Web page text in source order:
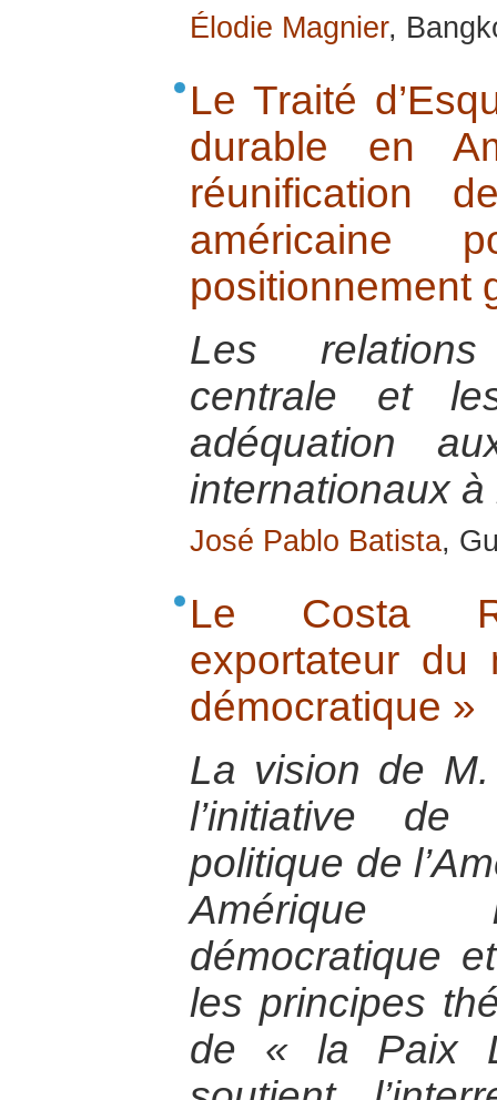
Élodie Magnier,
Le Traité
durable en
réunification
américaine
positionnement
Les
centrale et
adéquation
internationaux
José Pablo Batista,
Le Costa
exportateur
démocratique »
La vision de
l’initiative
politique de
Amérique
démocratique
les principes
de « la Paix